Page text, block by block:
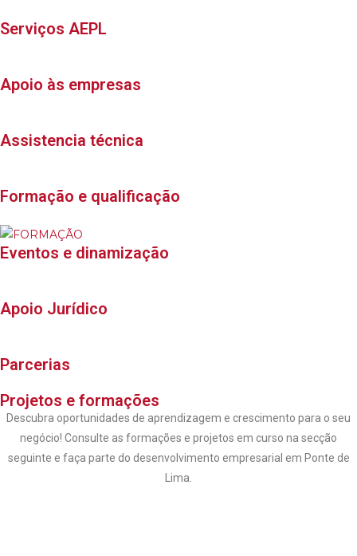
Serviços AEPL
Apoio às empresas
Assistencia técnica
Formação e qualific​ação
Eventos e dinamização
Apoio Jurídico
Parcerias
Projetos e formações
Descubra oportunidades de aprendizagem e crescimento para o seu
negócio! Consulte as formações e projetos em curso na secção
seguinte e faça parte do desenvolvimento empresarial em Ponte de
Lima.